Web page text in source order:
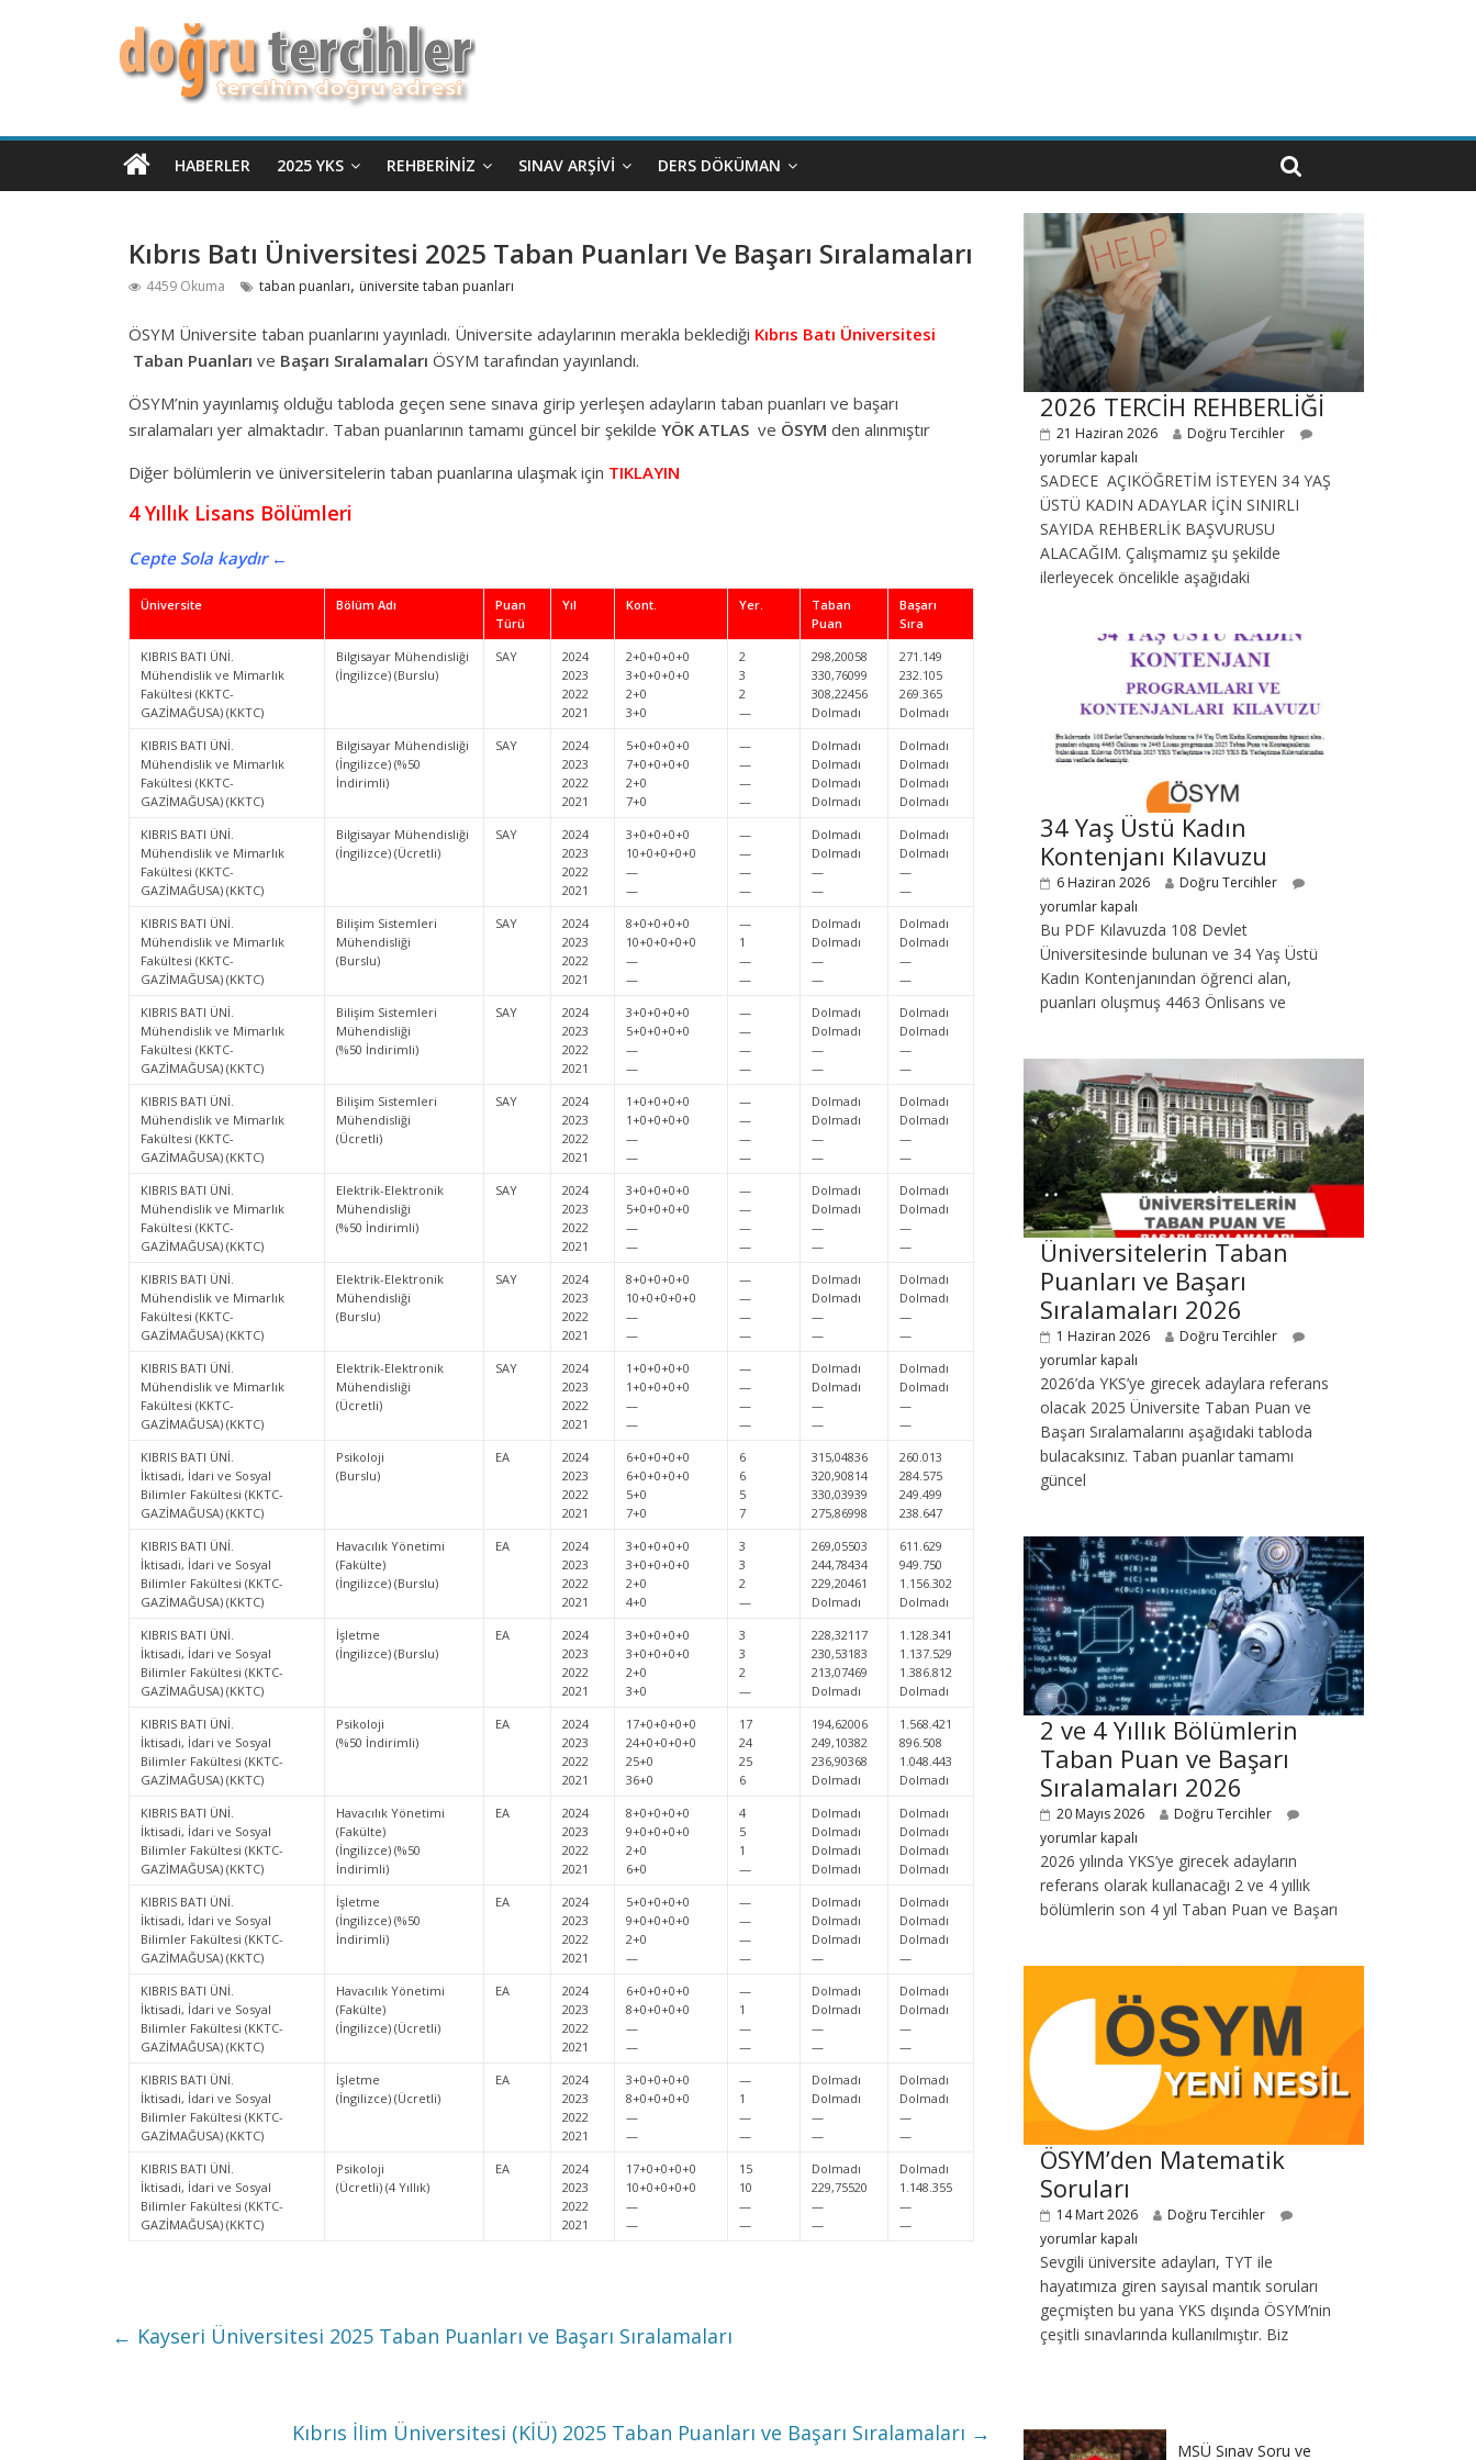
HABERLER 2025 YKS REHBERINIZ SINAV ARŞIVI DERS DÖKÜMAN
Kıbrıs Batı Üniversitesi 2025 Taban Puanları Ve Başarı Sıralamaları
4459 Okuma taban puanları, üniversite taban puanları
ÖSYM Üniversite taban puanlarını yayınladı. Üniversite adaylarının merakla beklediği Kıbrıs Batı Üniversitesi
Taban Puanları ve Başarı Sıralamaları ÖSYM tarafından yayınlandı.
ÖSYM’nin yayınlamış olduğu tabloda geçen sene sınava girip yerleşen adayların taban puanları ve başarı
sıralamaları yer almaktadır. Taban puanlarının tamamı güncel bir şekilde YÖK ATLAS ve ÖSYM den alınmıştır
Diğer bölümlerin ve üniversitelerin taban puanlarına ulaşmak için TIKLAYIN
4 Yıllık Lisans Bölümleri
Cepte Sola kaydır ←
Üniversite Bölüm Adı
Puan
Türü
Yıl Kont. Yer.
Taban
Puan
Başarı
Sıra
KIBRIS BATI ÜNİ.
Mühendislik ve Mimarlık
Fakültesi (KKTC-
GAZİMAĞUSA) (KKTC)
Bilgisayar Mühendisliği
(İngilizce) (Burslu)
SAY
2024
2023
2022
2021
2+0+0+0+0
3+0+0+0+0
2+0
3+0
2
3
2
—
298,20058
330,76099
308,22456
Dolmadı
271.149
232.105
269.365
Dolmadı
KIBRIS BATI ÜNİ.
Mühendislik ve Mimarlık
Fakültesi (KKTC-
GAZİMAĞUSA) (KKTC)
Bilgisayar Mühendisliği
(İngilizce) (%50
İndirimli)
SAY
2024
2023
2022
2021
5+0+0+0+0
7+0+0+0+0
2+0
7+0
—
—
—
—
Dolmadı
Dolmadı
Dolmadı
Dolmadı
Dolmadı
Dolmadı
Dolmadı
Dolmadı
KIBRIS BATI ÜNİ.
Mühendislik ve Mimarlık
Fakültesi (KKTC-
GAZİMAĞUSA) (KKTC)
Bilgisayar Mühendisliği
(İngilizce) (Ücretli)
SAY
2024
2023
2022
2021
3+0+0+0+0
10+0+0+0+0
—
—
—
—
—
—
Dolmadı
Dolmadı
—
—
Dolmadı
Dolmadı
—
—
KIBRIS BATI ÜNİ.
Mühendislik ve Mimarlık
Fakültesi (KKTC-
GAZİMAĞUSA) (KKTC)
Bilişim Sistemleri
Mühendisliği
(Burslu)
SAY
2024
2023
2022
2021
8+0+0+0+0
10+0+0+0+0
—
—
—
1
—
—
Dolmadı
Dolmadı
—
—
Dolmadı
Dolmadı
—
—
KIBRIS BATI ÜNİ.
Mühendislik ve Mimarlık
Fakültesi (KKTC-
GAZİMAĞUSA) (KKTC)
Bilişim Sistemleri
Mühendisliği
(%50 İndirimli)
SAY
2024
2023
2022
2021
3+0+0+0+0
5+0+0+0+0
—
—
—
—
—
—
Dolmadı
Dolmadı
—
—
Dolmadı
Dolmadı
—
—
KIBRIS BATI ÜNİ.
Mühendislik ve Mimarlık
Fakültesi (KKTC-
GAZİMAĞUSA) (KKTC)
Bilişim Sistemleri
Mühendisliği
(Ücretli)
SAY
2024
2023
2022
2021
1+0+0+0+0
1+0+0+0+0
—
—
—
—
—
—
Dolmadı
Dolmadı
—
—
Dolmadı
Dolmadı
—
—
KIBRIS BATI ÜNİ.
Mühendislik ve Mimarlık
Fakültesi (KKTC-
GAZİMAĞUSA) (KKTC)
Elektrik-Elektronik
Mühendisliği
(%50 İndirimli)
SAY
2024
2023
2022
2021
3+0+0+0+0
5+0+0+0+0
—
—
—
—
—
—
Dolmadı
Dolmadı
—
—
Dolmadı
Dolmadı
—
—
KIBRIS BATI ÜNİ.
Mühendislik ve Mimarlık
Fakültesi (KKTC-
GAZİMAĞUSA) (KKTC)
Elektrik-Elektronik
Mühendisliği
(Burslu)
SAY
2024
2023
2022
2021
8+0+0+0+0
10+0+0+0+0
—
—
—
—
—
—
Dolmadı
Dolmadı
—
—
Dolmadı
Dolmadı
—
—
KIBRIS BATI ÜNİ.
Mühendislik ve Mimarlık
Fakültesi (KKTC-
GAZİMAĞUSA) (KKTC)
Elektrik-Elektronik
Mühendisliği
(Ücretli)
SAY
2024
2023
2022
2021
1+0+0+0+0
1+0+0+0+0
—
—
—
—
—
—
Dolmadı
Dolmadı
—
—
Dolmadı
Dolmadı
—
—
KIBRIS BATI ÜNİ.
İktisadi, İdari ve Sosyal
Bilimler Fakültesi (KKTC-
GAZİMAĞUSA) (KKTC)
Psikoloji
(Burslu)
EA
2024
2023
2022
2021
6+0+0+0+0
6+0+0+0+0
5+0
7+0
6
6
5
7
315,04836
320,90814
330,03939
275,86998
260.013
284.575
249.499
238.647
KIBRIS BATI ÜNİ.
İktisadi, İdari ve Sosyal
Bilimler Fakültesi (KKTC-
GAZİMAĞUSA) (KKTC)
Havacılık Yönetimi
(Fakülte)
(İngilizce) (Burslu)
EA
2024
2023
2022
2021
3+0+0+0+0
3+0+0+0+0
2+0
4+0
3
3
2
—
269,05503
244,78434
229,20461
Dolmadı
611.629
949.750
1.156.302
Dolmadı
KIBRIS BATI ÜNİ.
İktisadi, İdari ve Sosyal
Bilimler Fakültesi (KKTC-
GAZİMAĞUSA) (KKTC)
İşletme
(İngilizce) (Burslu)
EA
2024
2023
2022
2021
3+0+0+0+0
3+0+0+0+0
2+0
3+0
3
3
2
—
228,32117
230,53183
213,07469
Dolmadı
1.128.341
1.137.529
1.386.812
Dolmadı
KIBRIS BATI ÜNİ.
İktisadi, İdari ve Sosyal
Bilimler Fakültesi (KKTC-
GAZİMAĞUSA) (KKTC)
Psikoloji
(%50 İndirimli)
EA
2024
2023
2022
2021
17+0+0+0+0
24+0+0+0+0
25+0
36+0
17
24
25
6
194,62006
249,10382
236,90368
Dolmadı
1.568.421
896.508
1.048.443
Dolmadı
KIBRIS BATI ÜNİ.
İktisadi, İdari ve Sosyal
Bilimler Fakültesi (KKTC-
GAZİMAĞUSA) (KKTC)
Havacılık Yönetimi
(Fakülte)
(İngilizce) (%50
İndirimli)
EA
2024
2023
2022
2021
8+0+0+0+0
9+0+0+0+0
2+0
6+0
4
5
1
—
Dolmadı
Dolmadı
Dolmadı
Dolmadı
Dolmadı
Dolmadı
Dolmadı
Dolmadı
KIBRIS BATI ÜNİ.
İktisadi, İdari ve Sosyal
Bilimler Fakültesi (KKTC-
GAZİMAĞUSA) (KKTC)
İşletme
(İngilizce) (%50
İndirimli)
EA
2024
2023
2022
2021
5+0+0+0+0
9+0+0+0+0
2+0
—
—
—
—
—
Dolmadı
Dolmadı
Dolmadı
—
Dolmadı
Dolmadı
Dolmadı
—
KIBRIS BATI ÜNİ.
İktisadi, İdari ve Sosyal
Bilimler Fakültesi (KKTC-
GAZİMAĞUSA) (KKTC)
Havacılık Yönetimi
(Fakülte)
(İngilizce) (Ücretli)
EA
2024
2023
2022
2021
6+0+0+0+0
8+0+0+0+0
—
—
—
1
—
—
Dolmadı
Dolmadı
—
—
Dolmadı
Dolmadı
—
—
KIBRIS BATI ÜNİ.
İktisadi, İdari ve Sosyal
Bilimler Fakültesi (KKTC-
GAZİMAĞUSA) (KKTC)
İşletme
(İngilizce) (Ücretli)
EA
2024
2023
2022
2021
3+0+0+0+0
8+0+0+0+0
—
—
—
1
—
—
Dolmadı
Dolmadı
—
—
Dolmadı
Dolmadı
—
—
KIBRIS BATI ÜNİ.
İktisadi, İdari ve Sosyal
Bilimler Fakültesi (KKTC-
GAZİMAĞUSA) (KKTC)
Psikoloji
(Ücretli) (4 Yıllık)
EA
2024
2023
2022
2021
17+0+0+0+0
10+0+0+0+0
—
—
15
10
—
—
Dolmadı
229,75520
—
—
Dolmadı
1.148.355
—
—
← Kayseri Üniversitesi 2025 Taban Puanları ve Başarı Sıralamaları
Kıbrıs İlim Üniversitesi (KİÜ) 2025 Taban Puanları ve Başarı Sıralamaları →
2026 TERCİH REHBERLİĞİ
21 Haziran 2026
Doğru Tercihler
yorumlar kapalı
SADECE AÇIKÖĞRETİM İSTEYEN 34 YAŞ
ÜSTÜ KADIN ADAYLAR İÇİN SINIRLI
SAYIDA REHBERLİK BAŞVURUSU
ALACAĞIM. Çalışmamız şu şekilde
ilerleyecek öncelikle aşağıdaki
34 Yaş Üstü Kadın
Kontenjanı Kılavuzu
6 Haziran 2026
Doğru Tercihler
yorumlar kapalı
Bu PDF Kılavuzda 108 Devlet
Üniversitesinde bulunan ve 34 Yaş Üstü
Kadın Kontenjanından öğrenci alan,
puanları oluşmuş 4463 Önlisans ve
Üniversitelerin Taban
Puanları ve Başarı
Sıralamaları 2026
1 Haziran 2026
Doğru Tercihler
yorumlar kapalı
2026’da YKS’ye girecek adaylara referans
olacak 2025 Üniversite Taban Puan ve
Başarı Sıralamalarını aşağıdaki tabloda
bulacaksınız. Taban puanlar tamamı
güncel
2 ve 4 Yıllık Bölümlerin
Taban Puan ve Başarı
Sıralamaları 2026
20 Mayıs 2026
Doğru Tercihler
yorumlar kapalı
2026 yılında YKS’ye girecek adayların
referans olarak kullanacağı 2 ve 4 yıllık
bölümlerin son 4 yıl Taban Puan ve Başarı
ÖSYM’den Matematik
Soruları
14 Mart 2026
Doğru Tercihler
yorumlar kapalı
Sevgili üniversite adayları, TYT ile
hayatımıza giren sayısal mantık soruları
geçmişten bu yana YKS dışında ÖSYM’nin
çeşitli sınavlarında kullanılmıştır. Biz
MSÜ Sınav Soru ve